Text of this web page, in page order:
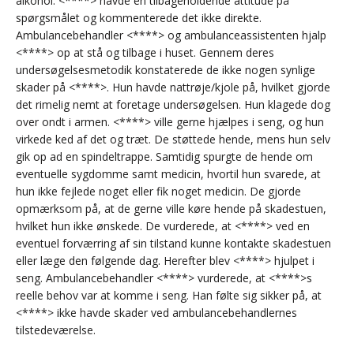
spørgsmålet og kommenterede det ikke direkte.
Ambulancebehandler <****> og ambulanceassistenten hjalp
<****> op at stå og tilbage i huset. Gennem deres
undersøgelsesmetodik konstaterede de ikke nogen synlige
skader på <****>. Hun havde nattrøje/kjole på, hvilket gjorde
det rimelig nemt at foretage undersøgelsen. Hun klagede dog
over ondt i armen. <****> ville gerne hjælpes i seng, og hun
virkede ked af det og træt. De støttede hende, mens hun selv
gik op ad en spindeltrappe. Samtidig spurgte de hende om
eventuelle sygdomme samt medicin, hvortil hun svarede, at
hun ikke fejlede noget eller fik noget medicin. De gjorde
opmærksom på, at de gerne ville køre hende på skadestuen,
hvilket hun ikke ønskede. De vurderede, at <****> ved en
eventuel forværring af sin tilstand kunne kontakte skadestuen
eller læge den følgende dag. Herefter blev <****> hjulpet i
seng. Ambulancebehandler <****> vurderede, at <****>s
reelle behov var at komme i seng. Han følte sig sikker på, at
<****> ikke havde skader ved ambulancebehandlernes
tilstedeværelse.